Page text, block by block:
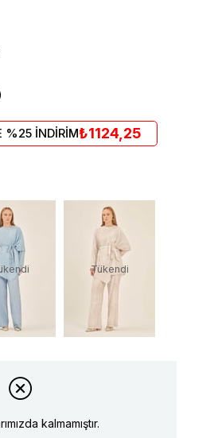
%25 İNDİRİM₺1124,25
Tükendi
kalmamıştır.